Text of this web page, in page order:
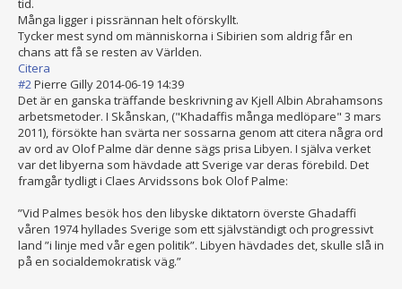
tid.
Många ligger i pissrännan helt oförskyllt.
Tycker mest synd om människorna i Sibirien som aldrig får en
chans att få se resten av Världen.
Citera
#2Pierre Gilly2014-06-19 14:39
Det är en ganska träffande beskrivning av Kjell Albin Abrahamsons
arbetsmetoder. I Skånskan, ("Khadaffis många medlöpare" 3 mars
2011), försökte han svärta ner sossarna genom att citera några ord
av ord av Olof Palme där denne sägs prisa Libyen. I själva verket
var det libyerna som hävdade att Sverige var deras förebild. Det
framgår tydligt i Claes Arvidssons bok Olof Palme:
”Vid Palmes besök hos den libyske diktatorn överste Ghadaffi
våren 1974 hyllades Sverige som ett självständigt och progressivt
land ”i linje med vår egen politik”. Libyen hävdades det, skulle slå in
på en socialdemokratisk väg.”